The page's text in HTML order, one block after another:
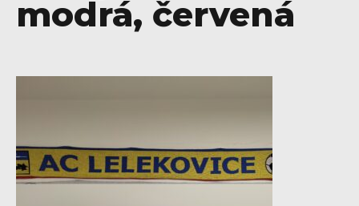
modrá, červená